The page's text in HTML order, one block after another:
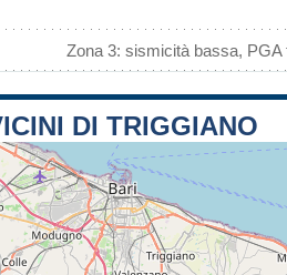
Zona 3: sismicità bassa, PGA
DI TRIGGIANO